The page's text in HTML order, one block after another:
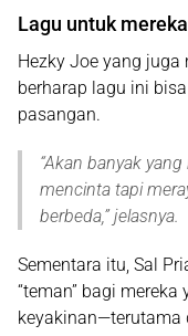
Lagu untuk
Hezky Joe yang juga
berharap lagu ini
pasangan.
“Akan banyak
mencinta tapi
berbeda,” jelasnya.
Sementara itu, Sal
“teman” bagi
keyakinan—terutama